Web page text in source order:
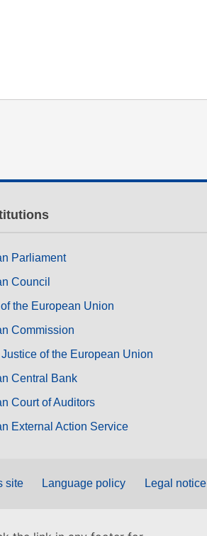
Parliament
Council
the European Union
Commission
of the European Union
Central Bank
Court of Auditors
External Action Service
site Language policy Legal notice